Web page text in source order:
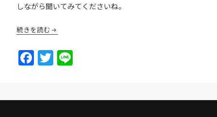
しながら聞いてみてくださいね。
続きを読む
F
a
e
T
w
er